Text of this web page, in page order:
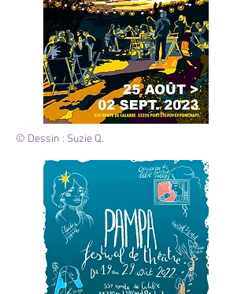
© Dessin : Suzie Q.